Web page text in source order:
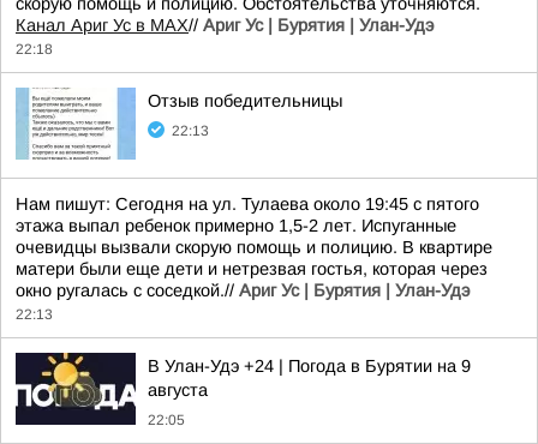
Канал Ариг Ус в MAX// Ариг Ус | Бурятия | Улан-Удэ
22:18
Отзыв победительницы
22:13
Нам пишут: Сегодня на ул. Тулаева около 19:45 с пятого
этажа выпал ребенок примерно 1,5-2 лет. Испуганные
очевидцы вызвали скорую помощь и полицию. В квартире
матери были еще дети и нетрезвая гостья, которая через
окно ругалась с соседкой.// Ариг Ус | Бурятия | Улан-Удэ
22:13
В Улан-Удэ +24 | Погода в Бурятии на 9
августа
22:05